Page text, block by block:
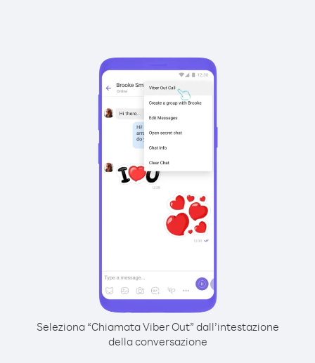
Seleziona “Chiamata Viber Out” dall’intestazione
della conversazione